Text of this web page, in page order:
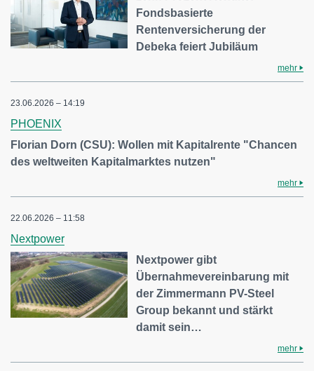
Fondsbasierte
Rentenversicherung der
Debeka feiert Jubiläum
mehr
23.06.2026 – 14:19
PHOENIX
Florian Dorn (CSU): Wollen mit Kapitalrente "Chancen
des weltweiten Kapitalmarktes nutzen"
mehr
22.06.2026 – 11:58
Nextpower
Nextpower gibt
Übernahmevereinbarung mit
der Zimmermann PV-Steel
Group bekannt und stärkt
damit sein…
mehr